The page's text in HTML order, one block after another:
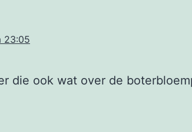
23:05
die ook wat over de